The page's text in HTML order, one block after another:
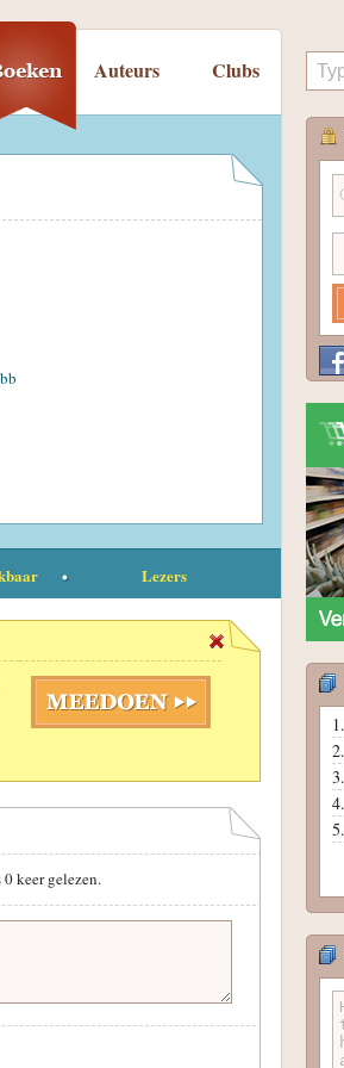
Auteurs Clubs
Lezers
0keer gelezen.